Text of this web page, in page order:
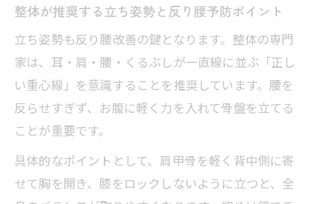
整体が推奨する立ち姿勢と反り腰予防ポイント
立ち姿勢も反り腰改善の鍵となります。整体の専門
家は、耳・肩・腰・くるぶしが一直線に並ぶ「正し
い重心線」を意識することを推奨しています。腰を
反らせすぎず、お腹に軽く力を入れて骨盤を立てる
ことが重要です。
具体的なポイントとして、肩甲骨を軽く背中側に寄
せて胸を開き、膝をロックしないように立つと、全